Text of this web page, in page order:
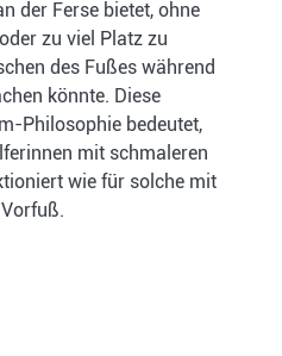
der Ferse bietet, ohne
zu viel Platz zu
des Fußes während
könnte. Diese
Philosophie bedeutet,
mit schmaleren
wie für solche mit